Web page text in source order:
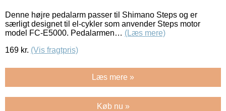
Denne højre pedalarm passer til Shimano Steps og er
særligt designet til el-cykler som anvender Steps motor
model FC-E5000. Pedalarmen… (Læs mere)
169 kr. (Vis fragtpris)
Læs mere »
Køb nu »